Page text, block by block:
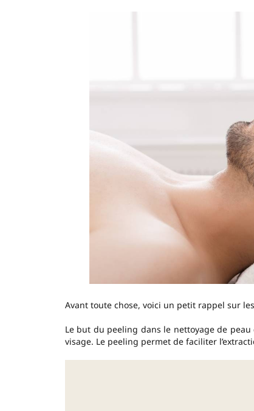
Avant toute chose, voici un petit rappel sur
Le but du peeling dans le nettoyage de peau
visage. Le peeling permet de faciliter